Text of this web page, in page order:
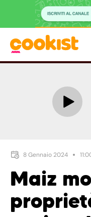
8 Gennaio 2024
Maiz